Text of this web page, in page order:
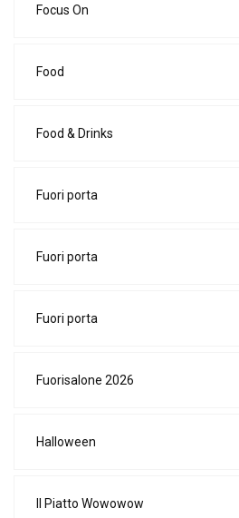
Focus On
Food
Food & Drinks
Fuori porta
Fuori porta
Fuori porta
Fuorisalone 2026
Halloween
Il Piatto Wowowow